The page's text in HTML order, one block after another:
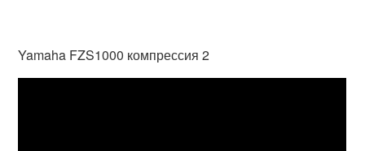
Yamaha FZS1000 компрессия 2